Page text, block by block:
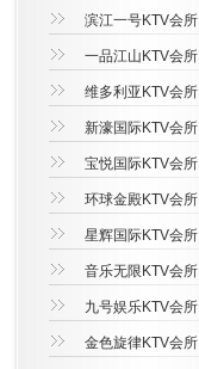
滨江一号KTV会所
一品江山KTV会所
维多利亚KTV会所
新濠国际KTV会所
宝悦国际KTV会所
环球金殿KTV会所
星辉国际KTV会所
音乐无限KTV会所
九号娱乐KTV会所
金色旋律KTV会所